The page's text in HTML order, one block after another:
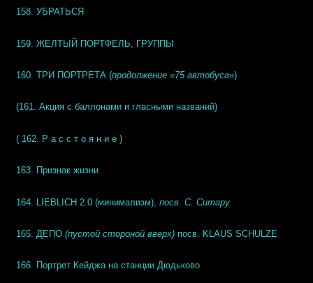
158. УБРАТЬСЯ
159. ЖЕЛТЫЙ ПОРТФЕЛЬ, ГРУППЫ
160. ТРИ ПОРТРЕТА(продолжение «75 автобуса»)
(161. Акция с баллонами и гласными названий)
( 162. Р а с с т о я н и е )
163. Признак жизни
164. LIEBLICH 2.0(минимализм), посв. С. Ситару
165. ДЕПО (пустой стороной вверх)посв. KLAUS SCHULZE
166. Портрет Кейджа на станции Дюдьково